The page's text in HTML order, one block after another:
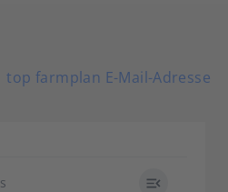
top farmplan E-Mail-Adresse